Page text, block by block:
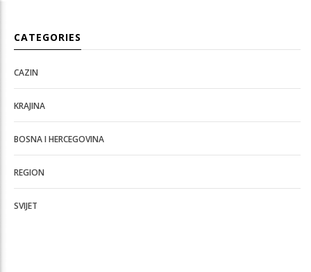
CATEGORIES
CAZIN
KRAJINA
BOSNA I HERCEGOVINA
REGION
SVIJET